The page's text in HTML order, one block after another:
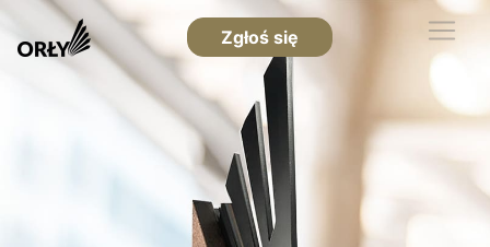
Zgłoś się